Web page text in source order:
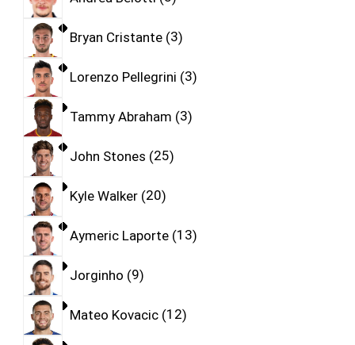
Bryan Cristante 3
Lorenzo Pellegrini 3
Tammy Abraham 3
John Stones 25
Kyle Walker 20
Aymeric Laporte 13
Jorginho 9
Mateo Kovacic 12